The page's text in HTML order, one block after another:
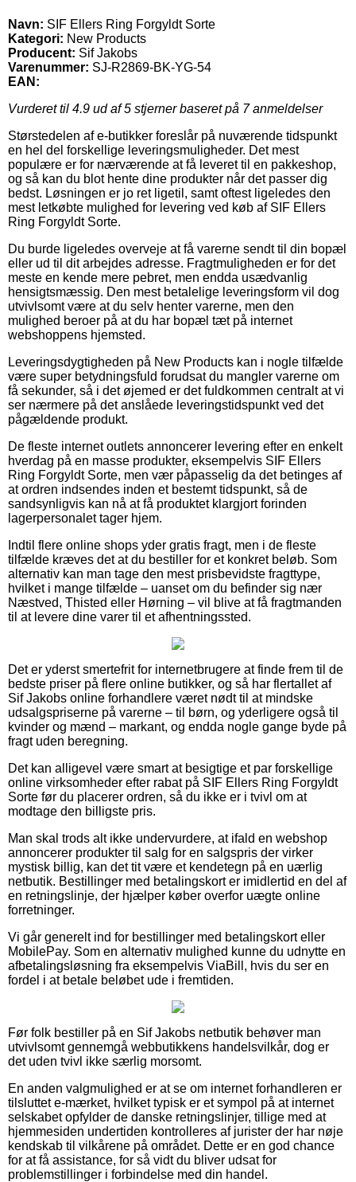
Navn: SIF Ellers Ring Forgyldt Sorte
Kategori: New Products
Producent: Sif Jakobs
Varenummer: SJ-R2869-BK-YG-54
EAN:
Vurderet til 4.9 ud af 5 stjerner baseret på 7anmeldelser
Størstedelen af e-butikker foreslår på nuværende tidspunkt
en hel del forskellige leveringsmuligheder. Det mest
populære er for nærværende at få leveret til en pakkeshop,
og så kan du blot hente dine produkter når det passer dig
bedst. Løsningen er jo ret ligetil, samt oftest ligeledes den
mest letkøbte mulighed for levering ved køb af SIF Ellers
Ring Forgyldt Sorte.
Du burde ligeledes overveje at få varerne sendt til din bopæl
eller ud til dit arbejdes adresse. Fragtmuligheden er for det
meste en kende mere pebret, men endda usædvanlig
hensigtsmæssig. Den mest betalelige leveringsform vil dog
utvivlsomt være at du selv henter varerne, men den
mulighed beroer på at du har bopæl tæt på internet
webshoppens hjemsted.
Leveringsdygtigheden på New Products kan i nogle tilfælde
være super betydningsfuld forudsat du mangler varerne om
få sekunder, så i det øjemed er det fuldkommen centralt at vi
ser nærmere på det anslåede leveringstidspunkt ved det
pågældende produkt.
De fleste internet outlets annoncerer levering efter en enkelt
hverdag på en masse produkter, eksempelvis SIF Ellers
Ring Forgyldt Sorte, men vær påpasselig da det betinges af
at ordren indsendes inden et bestemt tidspunkt, så de
sandsynligvis kan nå at få produktet klargjort forinden
lagerpersonalet tager hjem.
Indtil flere online shops yder gratis fragt, men i de fleste
tilfælde kræves det at du bestiller for et konkret beløb. Som
alternativ kan man tage den mest prisbevidste fragttype,
hvilket i mange tilfælde – uanset om du befinder sig nær
Næstved, Thisted eller Hørning – vil blive at få fragtmanden
til at levere dine varer til et afhentningssted.
Det er yderst smertefrit for internetbrugere at finde frem til de
bedste priser på flere online butikker, og så har flertallet af
Sif Jakobs online forhandlere været nødt til at mindske
udsalgspriserne på varerne – til børn, og yderligere også til
kvinder og mænd – markant, og endda nogle gange byde på
fragt uden beregning.
Det kan alligevel være smart at besigtige et par forskellige
online virksomheder efter rabat på SIF Ellers Ring Forgyldt
Sorte før du placerer ordren, så du ikke er i tvivl om at
modtage den billigste pris.
Man skal trods alt ikke undervurdere, at ifald en webshop
annoncerer produkter til salg for en salgspris der virker
mystisk billig, kan det tit være et kendetegn på en uærlig
netbutik. Bestillinger med betalingskort er imidlertid en del af
en retningslinje, der hjælper køber overfor uægte online
forretninger.
Vi går generelt ind for bestillinger med betalingskort eller
MobilePay. Som en alternativ mulighed kunne du udnytte en
afbetalingsløsning fra eksempelvis ViaBill, hvis du ser en
fordel i at betale beløbet ude i fremtiden.
Før folk bestiller på en Sif Jakobs netbutik behøver man
utvivlsomt gennemgå webbutikkens handelsvilkår, dog er
det uden tvivl ikke særlig morsomt.
En anden valgmulighed er at se om internet forhandleren er
tilsluttet e-mærket, hvilket typisk er et sympol på at internet
selskabet opfylder de danske retningslinjer, tillige med at
hjemmesiden undertiden kontrolleres af jurister der har nøje
kendskab til vilkårene på området. Dette er en god chance
for at få assistance, for så vidt du bliver udsat for
problemstillinger i forbindelse med din handel.